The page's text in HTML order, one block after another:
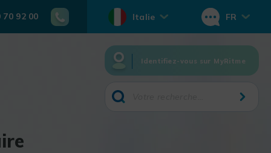
70 92 00 Italie FR
Identifiez-vous sur MyRitme